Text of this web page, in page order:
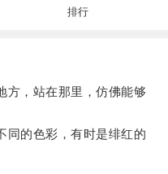
排行
，站在那里，仿佛能够
的色彩，有时是绯红的